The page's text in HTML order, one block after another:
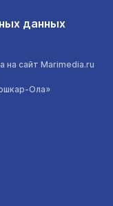
данных
на сайт Marimedia.ru
Ола»